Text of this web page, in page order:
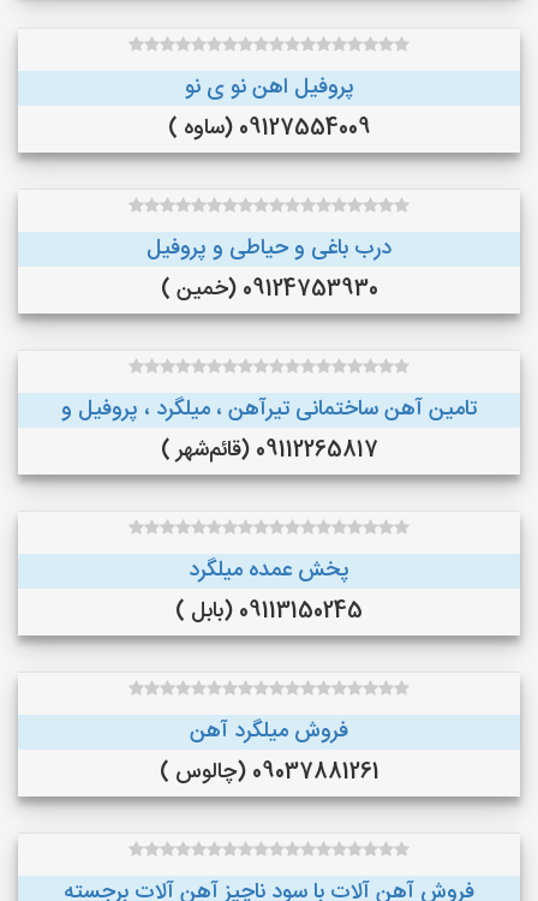
پروفیل اهن نو ی نو
09127554009 (ساوه )
درب باغی و حیاطی و پروفیل
09124753930 (خمین )
تامین آهن ساختمانی تیرآهن ، میلگرد ، پروفیل و
09112265817 (قائم‌شهر )
پخش عمده میلگرد
09113150245 (بابل )
فروش میلگرد آهن
09037881261 (چالوس )
فروش آهن آلات با سود ناچیز آهن آلات برجسته